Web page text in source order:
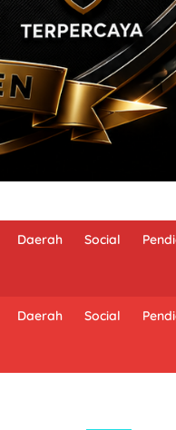
Daerah Social
Daerah Social